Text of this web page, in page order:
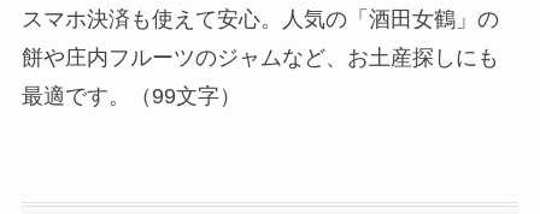
スマホ決済も使えて安心。人気の「酒田女鶴」の
餅や庄内フルーツのジャムなど、お土産探しにも
最適です。（99文字）